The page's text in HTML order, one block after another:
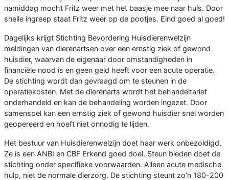
namiddag mocht Fritz weer met het baasje mee naar huis. Door
snelle ingreep staat Fritz weer op de pootjes. Eind goed al goed!
Dagelijks krijgt Stichting Bevordering Huisdierenwelzijn
meldingen van dierenartsen over een ernstig ziek of gewond
huisdier, waarvan de eigenaar door omstandigheden in
financiële nood is en geen geld heeft voor een acute operatie.
De stichting wordt dan gevraagd om te steunen in de
operatiekosten. Met de dierenarts wordt het behandeltarief
onderhandeld en kan de behandeling worden ingezet. Door
samenspel kan een ernstig ziek of gewond huisdier snel worden
geopereerd en hoeft niet onnodig te lijden.
Het bestuur van Huisdierenwelzijn doet haar werk onbezoldigd.
Ze is een ANBI en CBF Erkend goed doel. Steun bieden doet de
stichting onder specifieke voorwaarden. Alleen acute medische
hulp, niet de normale dierzorg. De stichting steunt zo’n 180-200